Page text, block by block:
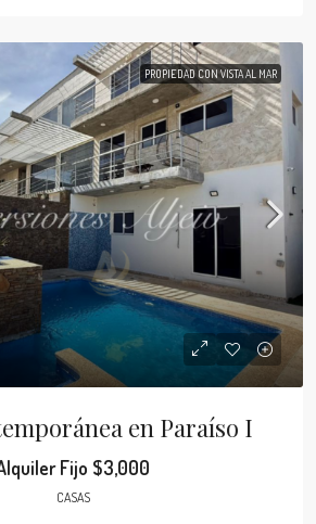
PROPIEDAD CON VISTA AL MAR
en Paraíso I
Fijo $3,000
CASAS